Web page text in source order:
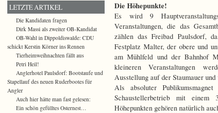
Die Höhepunkte!
Es wird 9
Veranstaltungen, die das
zählen das Freibad Paulsdorf,
Festplatz Malter, der obere und
am Mühlfeld und der Bahnhof
kleineren Veranstaltungen
Ausstellung auf der Staumauer
Als absoluter
Schaustellerbetrieb mit
Höhepunkten gehören natürlich
LETZTE ARTIKEL
Die Kandidaten fragen
Dirk Massi als zweiter OB-Kandidat
OB-Wahl in Dippoldiswalde: CDU
schickt Kerstin Körner ins Rennen
Tierheimweihnachten fällt aus
Petri Heil!
Anglerhotel Paulsdorf: Bootstaufe und
Stapellauf des neuen Ruderbootes für
Angler
Auch hier hätte man fast gelesen:
Ein schön gefülltes Osternest…